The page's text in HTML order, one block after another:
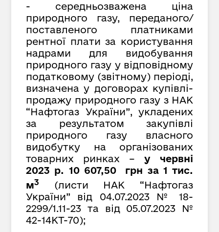
- середньозважена ціна
природного газу, переданого/
поставленого платниками
рентної плати за користування
надрами для видобування
природного газу у відповідному
податковому (звітному) періоді,
визначена у договорах купівлі-
продажу природного газу з НАК
“Нафтогаз України”, укладених
за результатом закупівлі
природного газу власного
видобутку на організованих
товарних ринках – у червні
2023 р. 10 607,50 грн за 1 тис.
м3
(листи НАК “Нафтогаз
України” від
04.07.2023 № 18-
2299/1.11-23 та від 05.07.2023 №
42-14КТ-70);